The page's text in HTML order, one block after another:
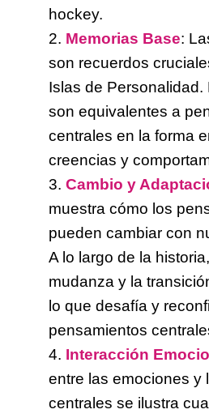
hockey.
2. Memorias Base:
son recuerdos
Islas de Personalidad.
son equivalentes a
centrales en la forma
creencias y
3. Cambio y Adapta
muestra cómo los
pueden cambiar con
A lo largo de la
mudanza y la
lo que desafía y
pensamientos
4. Interacción
entre las emociones y
centrales se ilustra